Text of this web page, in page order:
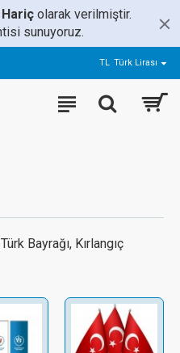
Hariç olarak verilmiştir.
sunuyoruz.
TL Türk Lirası
Bayrağı, Kırlangıç